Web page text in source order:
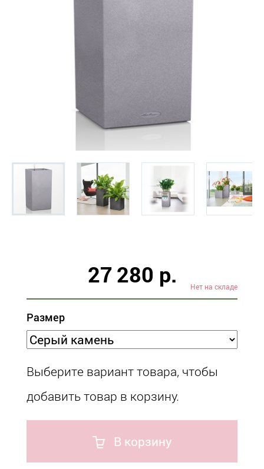
27 280 р. Нет на складе
Размер
Выберите вариант товара, чтобы
добавить товар в корзину.
В корзину